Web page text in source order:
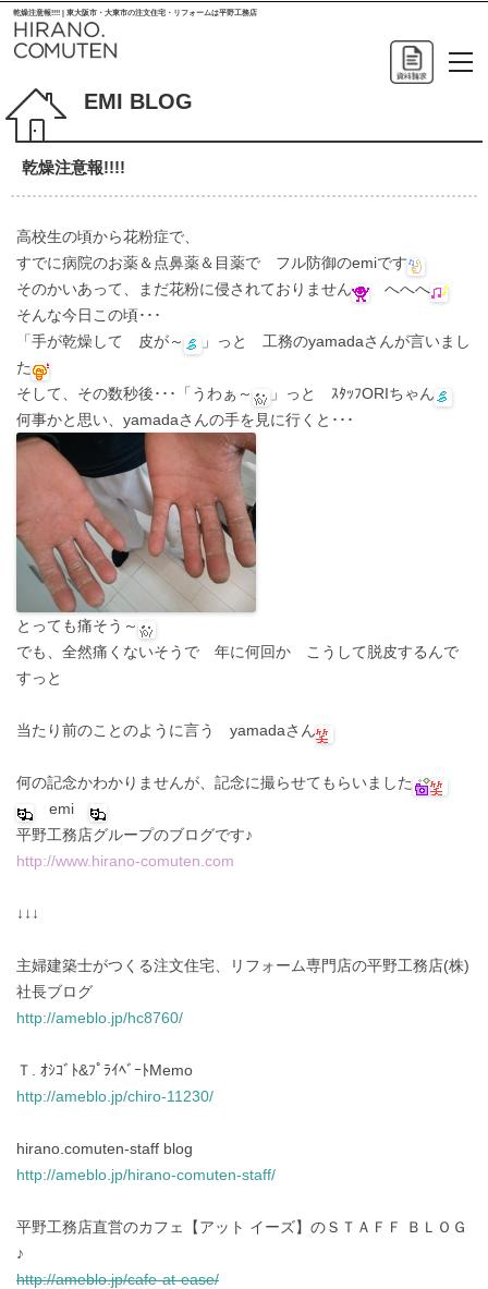
乾燥注意報!!!! | 東大阪市・大東市の注文住宅・リフォームは平野工務店
EMI BLOG
乾燥注意報!!!!
高校生の頃から花粉症で、
すでに病院のお薬＆点鼻薬＆目薬で フル防御のemiです
そのかいあって、まだ花粉に侵されておりません
へへへ
そんな今日この頃･･･
「手が乾燥して 皮が～
」っと 工務のyamadaさんが言いまし
た
そして、その数秒後･･･「うわぁ～
」っと ｽﾀｯﾌORIちゃん
何事かと思い、yamadaさんの手を見に行くと･･･
とっても痛そう～
でも、全然痛くないそうで 年に何回か こうして脱皮するんで
すっと
当たり前のことのように言う yamadaさん
何の記念かわかりませんが、記念に撮らせてもらいました
emi
平野工務店グループのブログです♪
http://www.hirano-comuten.com
↓↓↓
主婦建築士がつくる注文住宅、リフォーム専門店の平野工務店(株)
社長ブログ
http://ameblo.jp/hc8760/
Ｔ. ｵｼｺﾞﾄ&ﾌﾟﾗｲﾍﾞｰﾄMemo
http://ameblo.jp/chiro-11230/
hirano.comuten-staff blog
http://ameblo.jp/hirano-comuten-staff/
平野工務店直営のカフェ【アット イーズ】のＳＴＡＦＦ ＢＬＯＧ
♪
http://ameblo.jp/cafe-at-ease/